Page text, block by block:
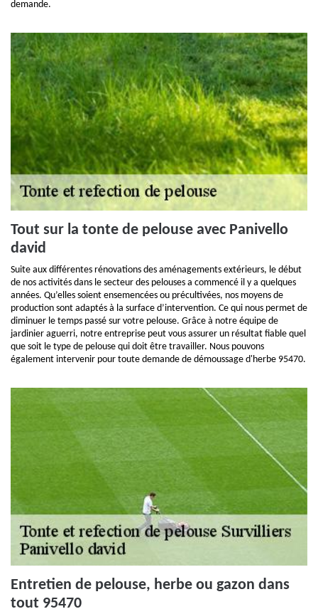
demande.
Tout sur la tonte de pelouse avec Panivello
david
Suite aux différentes rénovations des aménagements extérieurs, le début
de nos activités dans le secteur des pelouses a commencé il y a quelques
années. Qu’elles soient ensemencées ou précultivées, nos moyens de
production sont adaptés à la surface d’intervention. Ce qui nous permet de
diminuer le temps passé sur votre pelouse. Grâce à notre équipe de
jardinier aguerri, notre entreprise peut vous assurer un résultat fiable quel
que soit le type de pelouse qui doit être travailler. Nous pouvons
également intervenir pour toute demande de démoussage d'herbe 95470.
Entretien de pelouse, herbe ou gazon dans
tout 95470